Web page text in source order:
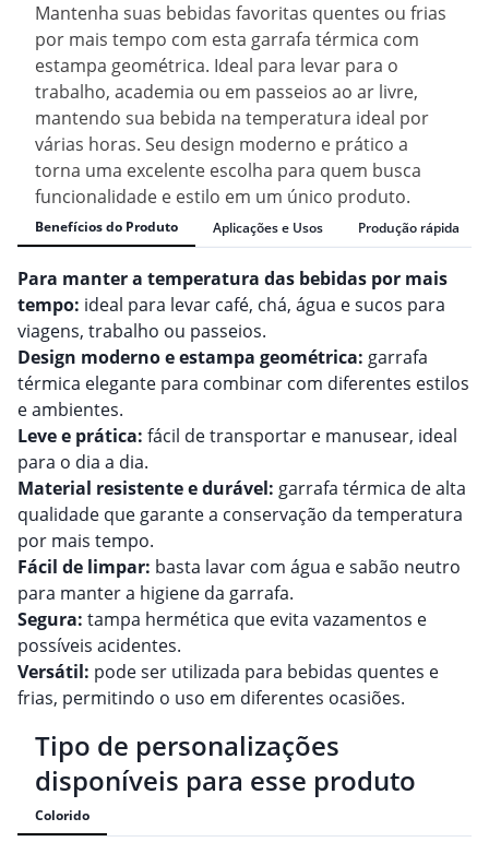
Mantenha suas bebidas favoritas quentes ou frias
por mais tempo com esta garrafa térmica com
estampa geométrica. Ideal para levar para o
trabalho, academia ou em passeios ao ar livre,
mantendo sua bebida na temperatura ideal por
várias horas. Seu design moderno e prático a
torna uma excelente escolha para quem busca
funcionalidade e estilo em um único produto.
Benefícios do Produto Aplicações e Usos Produção rápida
Para manter a temperatura das bebidas por mais
tempo: ideal para levar café, chá, água e sucos para
viagens, trabalho ou passeios.
Design moderno e estampa geométrica: garrafa
térmica elegante para combinar com diferentes estilos
e ambientes.
Leve e prática: fácil de transportar e manusear, ideal
para o dia a dia.
Material resistente e durável: garrafa térmica de alta
qualidade que garante a conservação da temperatura
por mais tempo.
Fácil de limpar: basta lavar com água e sabão neutro
para manter a higiene da garrafa.
Segura: tampa hermética que evita vazamentos e
possíveis acidentes.
Versátil: pode ser utilizada para bebidas quentes e
frias, permitindo o uso em diferentes ocasiões.
Tipo de personalizações
disponíveis para esse produto
Colorido